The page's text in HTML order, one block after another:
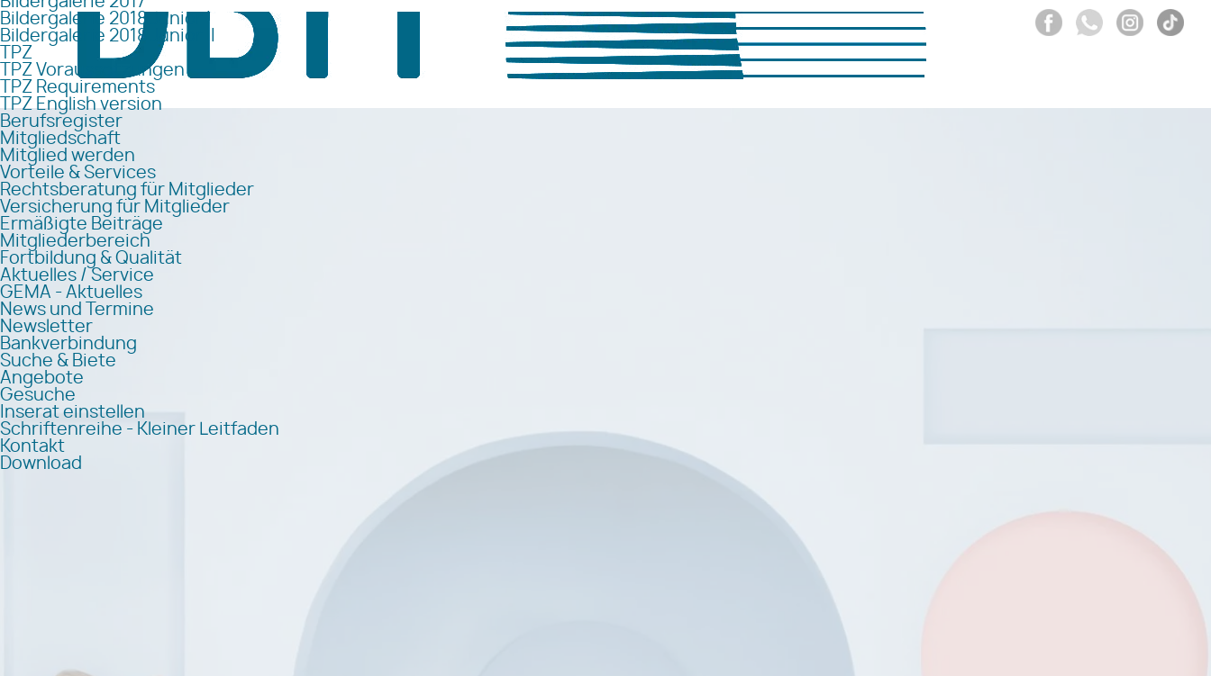
Bildergalerie 2018 Junior I
Bildergalerie 2018 Junior II
TPZ
TPZ Voraussetzungen
TPZ Requirements
TPZ English version
Berufsregister
Mitgliedschaft
Mitglied werden
Vorteile & Services
Rechtsberatung für Mitglieder
Versicherung für Mitglieder
Ermäßigte Beiträge
Mitgliederbereich
Fortbildung & Qualität
Aktuelles / Service
GEMA - Aktuelles
News und Termine
Newsletter
Bankverbindung
Suche & Biete
Angebote
Gesuche
Inserat einstellen
Schriftenreihe - Kleiner Leitfaden
Kontakt
Download